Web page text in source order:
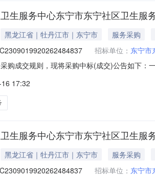
生服务中心东宁市东宁社区卫生服
黑龙江省｜牡丹江市｜东宁市
服务采购
招标单位： 东宁市
购成交规则，现将采购中标(成交)公告如下
07-1616:45:47四、主要标的信息标的类
17:32
生服务中心东宁市东宁社区卫生
黑龙江省｜牡丹江市｜东宁市
服务采购
招标单位： 东宁市